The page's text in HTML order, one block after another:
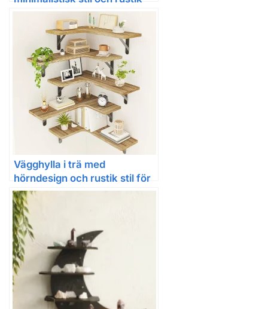
känsla
Vägghylla i trä med
hörndesign och rustik stil för
hemmet